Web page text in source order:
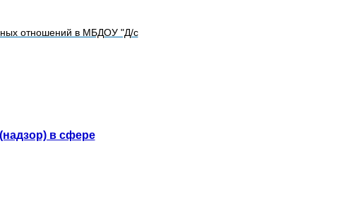
отношений в МБДОУ "Д/с
в сфере